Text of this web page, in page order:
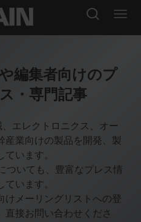
編集者向けのプ
・専門記事
エレクトロニクス、オー
産業向けの製品を開発、製
ています。
ついても、豊富なプレス情
ています。
けメーリングリストへの登
直接お問い合わせくださ